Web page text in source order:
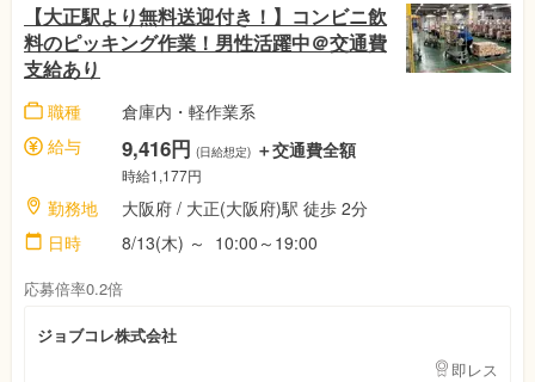
【大正駅より無料送迎付き！】コンビニ飲
料のピッキング作業！男性活躍中＠交通費
支給あり
職種
倉庫内・軽作業系
給与
9,416円 (日給想定) ＋交通費全額
時給1,177円
勤務地
大阪府 / 大正(大阪府)駅 徒歩 2分
日時
8/13(木) ～ 10:00～19:00
応募倍率0.2倍
ジョブコレ株式会社
即レス